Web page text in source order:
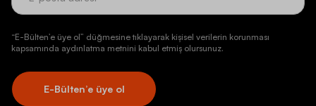
“E-Bülten’e üye ol” düğmesine tıklayarak kişisel verilerin korunması
kapsamında aydınlatma metnini kabul etmiş olursunuz.
E-Bülten’e üye ol